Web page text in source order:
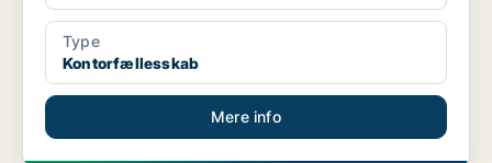
Type
Kontorfællesskab
Mere info